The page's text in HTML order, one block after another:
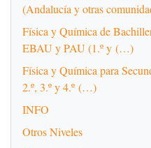
(Andalucía y otras
Física y Química de
EBAU y PAU (1.º y (…)
Física y Química para
2.º, 3.º y 4.º (…)
INFO
Otros Niveles